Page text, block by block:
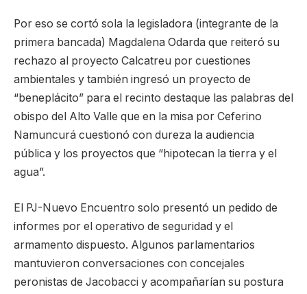
Por eso se cortó sola la legisladora (integrante de la
primera bancada) Magdalena Odarda que reiteró su
rechazo al proyecto Calcatreu por cuestiones
ambientales y también ingresó un proyecto de
“beneplácito” para el recinto destaque las palabras del
obispo del Alto Valle que en la misa por Ceferino
Namuncurá cuestionó con dureza la audiencia
pública y los proyectos que “hipotecan la tierra y el
agua”.
El PJ-Nuevo Encuentro solo presentó un pedido de
informes por el operativo de seguridad y el
armamento dispuesto. Algunos parlamentarios
mantuvieron conversaciones con concejales
peronistas de Jacobacci y acompañarían su postura